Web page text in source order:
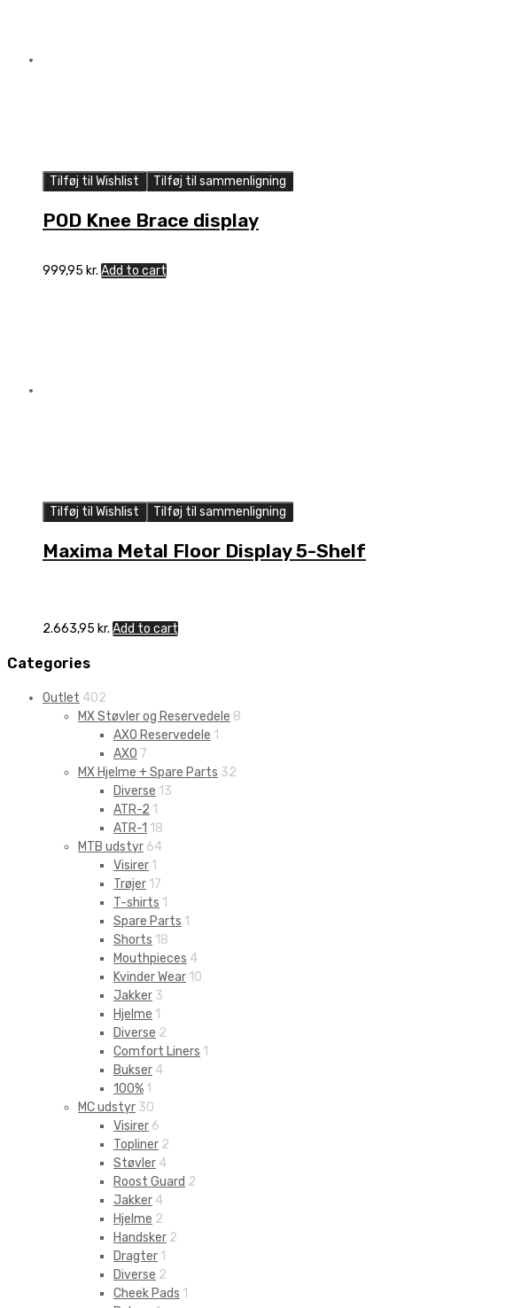
Tilføj til Wishlist Tilføj til sammenligning
POD Knee Brace display
999,95 kr. Add to cart
Tilføj til Wishlist Tilføj til sammenligning
Maxima Metal Floor Display 5-Shelf
2.663,95 kr. Add to cart
Categories
Outlet 402
MX Støvler og Reservedele 8
AXO Reservedele 1
AXO 7
MX Hjelme + Spare Parts 32
Diverse 13
ATR-2 1
ATR-1 18
MTB udstyr 64
Visirer 1
Trøjer 17
T-shirts 1
Spare Parts 1
Shorts 18
Mouthpieces 4
Kvinder Wear 10
Jakker 3
Hjelme 1
Diverse 2
Comfort Liners 1
Bukser 4
100% 1
MC udstyr 30
Visirer 6
Topliner 2
Støvler 4
Roost Guard 2
Jakker 4
Hjelme 2
Handsker 2
Dragter 1
Diverse 2
Cheek Pads 1